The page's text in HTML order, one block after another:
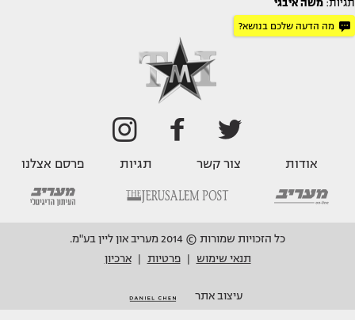
תגיות: משה איבגי
מה הדעה שלכם בנושא?
אודות צור קשר תגיות פרסם אצלנו
כל הזכויות שמורות © 2014 מעריב און ליין בע"מ.
תנאי שימוש
פרטיות ארכיון
עיצוב אתר